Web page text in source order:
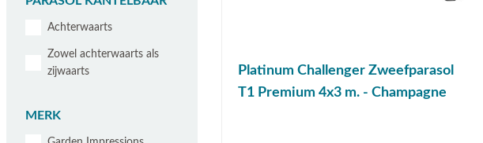
Platinum Challenger Zweefparasol
T1 Premium 4x3 m. - Champagne
Achterwaarts
Zowel achterwaarts als
zijwaarts
MERK